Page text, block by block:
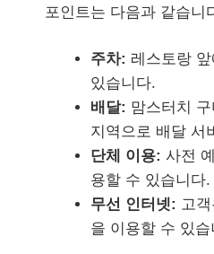
포인트는 다음과 같습니
주차: 레스토랑
있습니다.
배달: 맘스터치
지역으로 배달 서
단체 이용: 사전
용할 수 있습니다.
무선 인터넷: 고
을 이용할 수 있습